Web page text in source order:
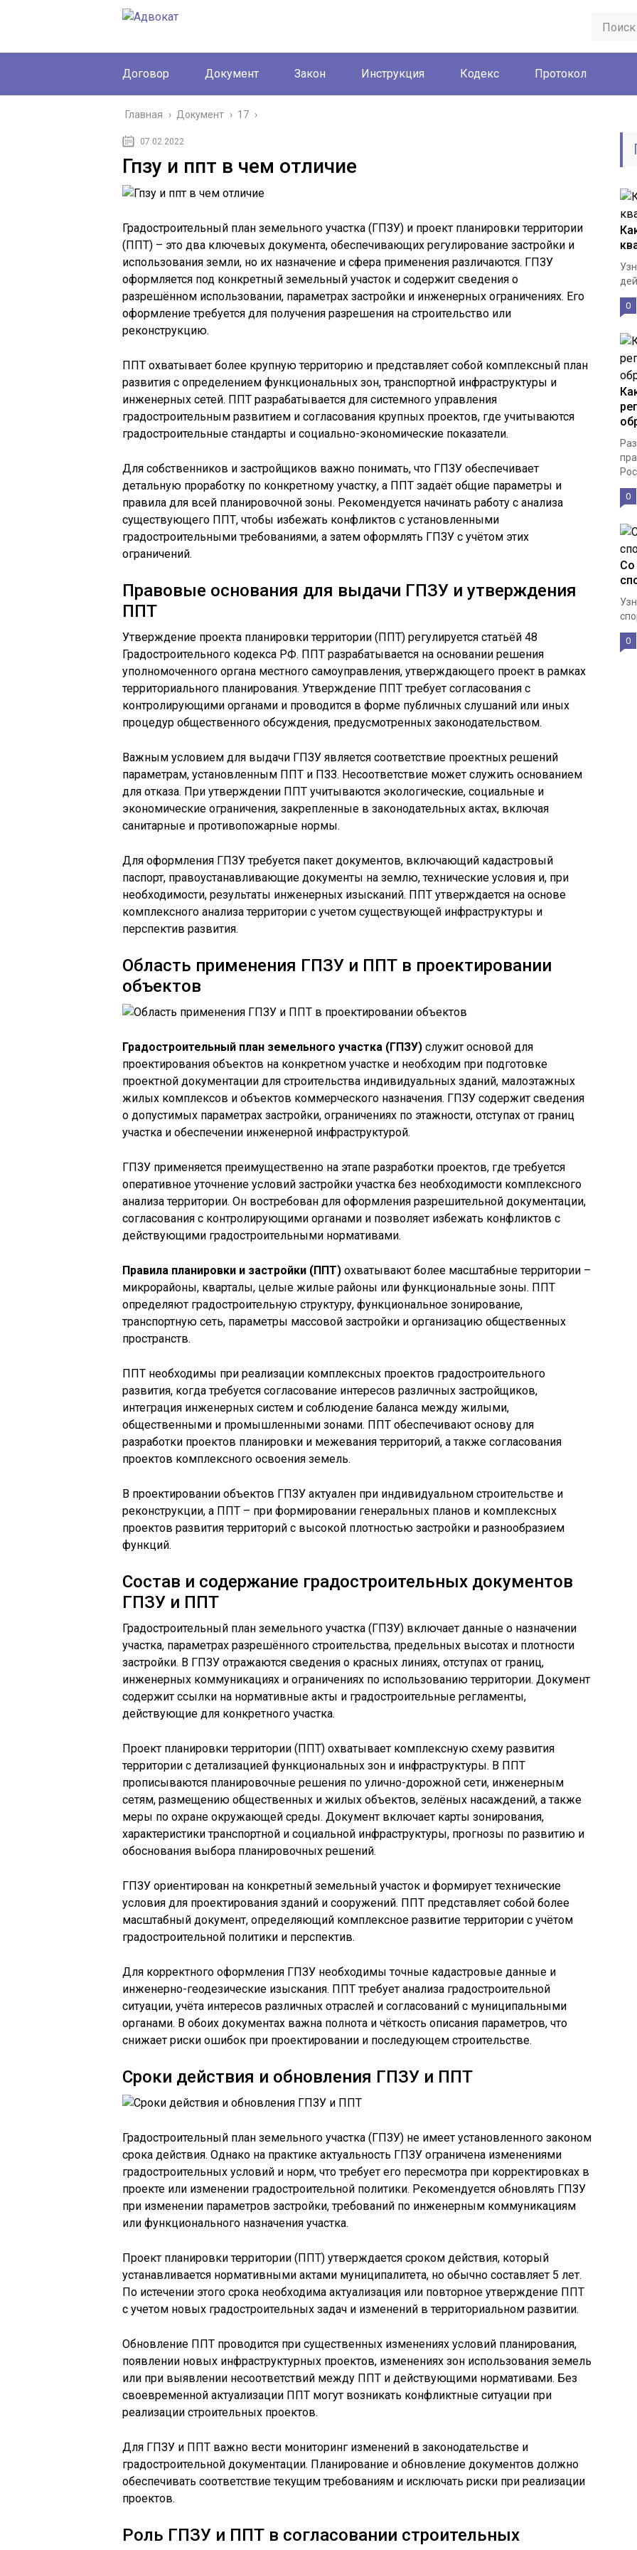
Договор Документ Закон Инструкция Кодекс Протокол
Главная › Документ › 17 ›
07.02.2022
Гпзу и ппт в чем отличие
Градостроительный план земельного участка (ГПЗУ) и проект планировки территории
(ППТ) – это два ключевых документа, обеспечивающих регулирование застройки и
использования земли, но их назначение и сфера применения различаются. ГПЗУ
оформляется под конкретный земельный участок и содержит сведения о
разрешённом использовании, параметрах застройки и инженерных ограничениях. Его
оформление требуется для получения разрешения на строительство или
реконструкцию.
ППТ охватывает более крупную территорию и представляет собой комплексный план
развития с определением функциональных зон, транспортной инфраструктуры и
инженерных сетей. ППТ разрабатывается для системного управления
градостроительным развитием и согласования крупных проектов, где учитываются
градостроительные стандарты и социально-экономические показатели.
Для собственников и застройщиков важно понимать, что ГПЗУ обеспечивает
детальную проработку по конкретному участку, а ППТ задаёт общие параметры и
правила для всей планировочной зоны. Рекомендуется начинать работу с анализа
существующего ППТ, чтобы избежать конфликтов с установленными
градостроительными требованиями, а затем оформлять ГПЗУ с учётом этих
ограничений.
Правовые основания для выдачи ГПЗУ и утверждения
ППТ
Утверждение проекта планировки территории (ППТ) регулируется статьёй 48
Градостроительного кодекса РФ. ППТ разрабатывается на основании решения
уполномоченного органа местного самоуправления, утверждающего проект в рамках
территориального планирования. Утверждение ППТ требует согласования с
контролирующими органами и проводится в форме публичных слушаний или иных
процедур общественного обсуждения, предусмотренных законодательством.
Важным условием для выдачи ГПЗУ является соответствие проектных решений
параметрам, установленным ППТ и ПЗЗ. Несоответствие может служить основанием
для отказа. При утверждении ППТ учитываются экологические, социальные и
экономические ограничения, закрепленные в законодательных актах, включая
санитарные и противопожарные нормы.
Для оформления ГПЗУ требуется пакет документов, включающий кадастровый
паспорт, правоустанавливающие документы на землю, технические условия и, при
необходимости, результаты инженерных изысканий. ППТ утверждается на основе
комплексного анализа территории с учетом существующей инфраструктуры и
перспектив развития.
Область применения ГПЗУ и ППТ в проектировании
объектов
Градостроительный план земельного участка (ГПЗУ) служит основой для
проектирования объектов на конкретном участке и необходим при подготовке
проектной документации для строительства индивидуальных зданий, малоэтажных
жилых комплексов и объектов коммерческого назначения. ГПЗУ содержит сведения
о допустимых параметрах застройки, ограничениях по этажности, отступах от границ
участка и обеспечении инженерной инфраструктурой.
ГПЗУ применяется преимущественно на этапе разработки проектов, где требуется
оперативное уточнение условий застройки участка без необходимости комплексного
анализа территории. Он востребован для оформления разрешительной документации,
согласования с контролирующими органами и позволяет избежать конфликтов с
действующими градостроительными нормативами.
Правила планировки и застройки (ППТ) охватывают более масштабные территории –
микрорайоны, кварталы, целые жилые районы или функциональные зоны. ППТ
определяют градостроительную структуру, функциональное зонирование,
транспортную сеть, параметры массовой застройки и организацию общественных
пространств.
ППТ необходимы при реализации комплексных проектов градостроительного
развития, когда требуется согласование интересов различных застройщиков,
интеграция инженерных систем и соблюдение баланса между жилыми,
общественными и промышленными зонами. ППТ обеспечивают основу для
разработки проектов планировки и межевания территорий, а также согласования
проектов комплексного освоения земель.
В проектировании объектов ГПЗУ актуален при индивидуальном строительстве и
реконструкции, а ППТ – при формировании генеральных планов и комплексных
проектов развития территорий с высокой плотностью застройки и разнообразием
функций.
Состав и содержание градостроительных документов
ГПЗУ и ППТ
Градостроительный план земельного участка (ГПЗУ) включает данные о назначении
участка, параметрах разрешённого строительства, предельных высотах и плотности
застройки. В ГПЗУ отражаются сведения о красных линиях, отступах от границ,
инженерных коммуникациях и ограничениях по использованию территории. Документ
содержит ссылки на нормативные акты и градостроительные регламенты,
действующие для конкретного участка.
Проект планировки территории (ППТ) охватывает комплексную схему развития
территории с детализацией функциональных зон и инфраструктуры. В ППТ
прописываются планировочные решения по улично-дорожной сети, инженерным
сетям, размещению общественных и жилых объектов, зелёных насаждений, а также
меры по охране окружающей среды. Документ включает карты зонирования,
характеристики транспортной и социальной инфраструктуры, прогнозы по развитию и
обоснования выбора планировочных решений.
ГПЗУ ориентирован на конкретный земельный участок и формирует технические
условия для проектирования зданий и сооружений. ППТ представляет собой более
масштабный документ, определяющий комплексное развитие территории с учётом
градостроительной политики и перспектив.
Для корректного оформления ГПЗУ необходимы точные кадастровые данные и
инженерно-геодезические изыскания. ППТ требует анализа градостроительной
ситуации, учёта интересов различных отраслей и согласований с муниципальными
органами. В обоих документах важна полнота и чёткость описания параметров, что
снижает риски ошибок при проектировании и последующем строительстве.
Сроки действия и обновления ГПЗУ и ППТ
Градостроительный план земельного участка (ГПЗУ) не имеет установленного законом
срока действия. Однако на практике актуальность ГПЗУ ограничена изменениями
градостроительных условий и норм, что требует его пересмотра при корректировках в
проекте или изменении градостроительной политики. Рекомендуется обновлять ГПЗУ
при изменении параметров застройки, требований по инженерным коммуникациям
или функционального назначения участка.
Проект планировки территории (ППТ) утверждается сроком действия, который
устанавливается нормативными актами муниципалитета, но обычно составляет 5 лет.
По истечении этого срока необходима актуализация или повторное утверждение ППТ
с учетом новых градостроительных задач и изменений в территориальном развитии.
Обновление ППТ проводится при существенных изменениях условий планирования,
появлении новых инфраструктурных проектов, изменениях зон использования земель
или при выявлении несоответствий между ППТ и действующими нормативами. Без
своевременной актуализации ППТ могут возникать конфликтные ситуации при
реализации строительных проектов.
Для ГПЗУ и ППТ важно вести мониторинг изменений в законодательстве и
градостроительной документации. Планирование и обновление документов должно
обеспечивать соответствие текущим требованиям и исключать риски при реализации
проектов.
Роль ГПЗУ и ППТ в согласовании строительных
0
0
Со
0